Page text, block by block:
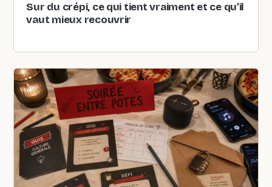
Sur du crépi, ce qui tient vraiment et ce qu’il
vaut mieux recouvrir